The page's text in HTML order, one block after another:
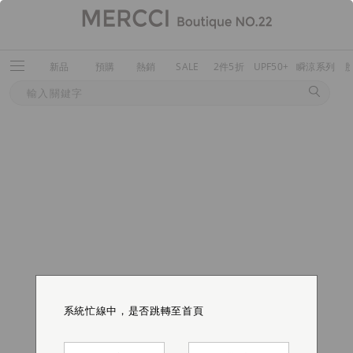
新品 預購 熱銷 SALE 2件5折 UPF50+ 瞬涼系列
系統忙線中，是否跳轉至首頁
系統忙線中，是否跳轉至首頁
系統忙線中，是否跳轉至首頁
系統忙線中，是否跳轉至首頁
系統忙線中，是否跳轉至首頁